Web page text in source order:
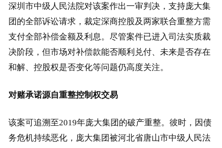
深圳市中级人民法院对该案作出一审判决，支持庞大集
团的全部诉讼请求，裁定深商控股及两家联合重整方需
支付全部补偿金额及利息。尽管案件已进入司法实质裁
决阶段，但市场对补偿款能否顺利兑付、未来是否存在
和解、控股权是否变化等问题仍高度关注。
对赌承诺源自重整控制权交易
该案可追溯至2019年庞大集团的破产重整。彼时，因债
务危机持续恶化，庞大集团被河北省唐山市中级人民法